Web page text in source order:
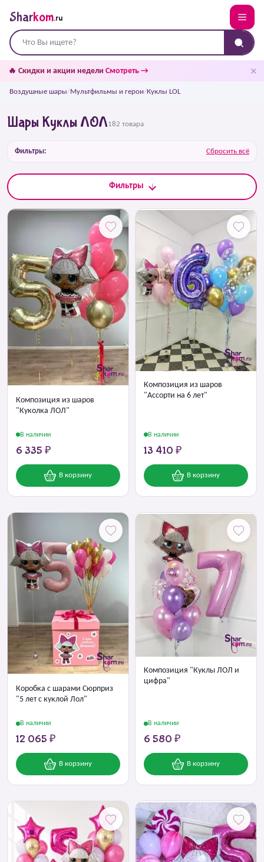
Sharkom.ru
🔥 Скидки и акции недели Смотреть → ✕
Воздушные шары/Мультфильмы и герои/Куклы LOL
Шары Куклы ЛОЛ182 товара
Фильтры: Сбросить всё
Фильтры
Композиция из шаров
"Куколка ЛОЛ"
В наличии
6 335 ₽
В корзину
Композиция из шаров
"Ассорти на 6 лет"
В наличии
13 410 ₽
В корзину
Коробка с шарами Сюрприз
"5 лет с куклой Лол"
В наличии
12 065 ₽
В корзину
Композиция "Куклы ЛОЛ и
цифра"
В наличии
6 580 ₽
В корзину